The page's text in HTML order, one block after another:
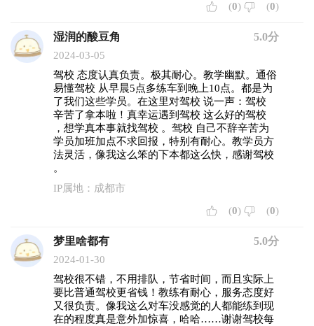
(0) (0)
湿润的酸豆角 5.0分
2024-03-05
驾校 态度认真负责。极其耐心。教学幽默。通俗
易懂驾校 从早晨5点多练车到晚上10点。都是为
了我们这些学员。在这里对驾校 说一声：驾校
辛苦了拿本啦！真幸运遇到驾校 这么好的驾校
，想学真本事就找驾校 。驾校 自己不辞辛苦为
学员加班加点不求回报，特别有耐心。教学员方
法灵活，像我这么笨的下本都这么快，感谢驾校
。
IP属地：成都市
(0) (0)
梦里啥都有 5.0分
2024-01-30
驾校很不错，不用排队，节省时间，而且实际上
要比普通驾校更省钱！教练有耐心，服务态度好
又很负责。像我这么对车没感觉的人都能练到现
在的程度真是意外加惊喜，哈哈……谢谢驾校每